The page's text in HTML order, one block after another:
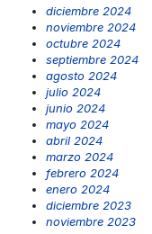
diciembre 2024
noviembre 2024
octubre 2024
septiembre 2024
agosto 2024
julio 2024
junio 2024
mayo 2024
abril 2024
marzo 2024
febrero 2024
enero 2024
diciembre 2023
noviembre 2023